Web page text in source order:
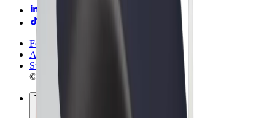
Felhasználási feltételek
Adatvédelem
Sütik
© 2026 Bolt Technology OÜ
Termékek